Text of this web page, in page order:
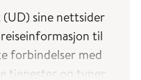
sine nettsider
til
forbindelser med
tjenester og typer